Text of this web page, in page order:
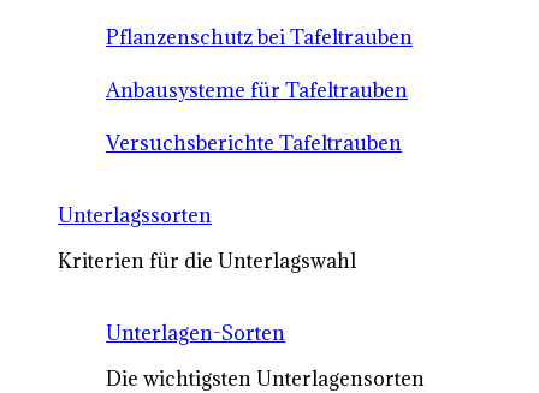
Pflanzenschutz bei Tafeltrauben
Anbausysteme für Tafeltrauben
Versuchsberichte Tafeltrauben
Unterlagssorten
Kriterien für die Unterlagswahl
Unterlagen-Sorten
Die wichtigsten Unterlagensorten